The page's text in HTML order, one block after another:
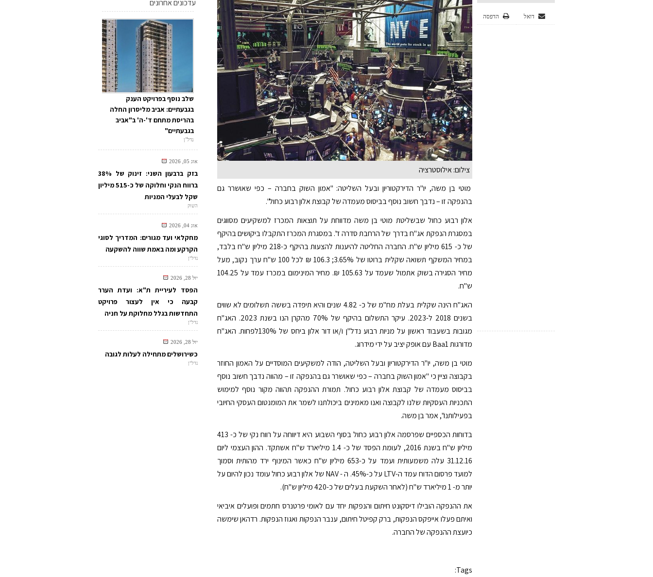
הדפסה דואל
צילום: אילוסטרציה
מוטי בן משה, יו"ר הדירקטוריון ובעל השליטה: "אמון השוק בחברה – כפי שאושרר גם
בהנפקה זו – נדבך חשוב נוסף בביסוס מעמדה של קבוצת אלון רבוע כחול".
אלון רבוע כחול שבשליטת מוטי בן משה מדווחת על תוצאות המכרז למשקיעים מסווגים
במסגרת הנפקת אג"ח בדרך של הרחבת סדרה ד'. במסגרת המכרז התקבלו ביקושים בהיקף
של כ- 615 מיליון ש"ח. החברה החליטה להיענות להצעות בהיקף כ-218 מיליון ש"ח בלבד,
במחיר המשקף תשואה שקלית ברוטו של 3.65%; 106.3 ₪ לכל 100 ש"ח ערך נקוב, מעל
מחיר הסגירה בשוק אתמול שעמד על 105.63 ₪. מחיר המינימום במכרז עמד על 104.25
ש"ח.
האג"ח הינה שקלית בעלת מח"מ של כ- 4.82 שנים והיא תיפדה בששה תשלומים לא שווים
בשנים 2018 ל-2023. עיקר התשלום בהיקף של 70% מהקרן הנו בשנת 2023. האג"ח
מגובות בשעבוד ראשון על מניות רבוע נדל"ן ו/או דור אלון ביחס של 130%לפחות. האג"ח
מדורגות Baa1 עם אופק יציב על ידי מידרוג.
מוטי בן משה, יו"ר הדירקטוריון ובעל השליטה, הודה למשקיעים המוסדיים על האמון החוזר
בקבוצה וציין כי "אמון השוק בחברה – כפי שאושרר גם בהנפקה זו – מהווה נדבך חשוב נוסף
בביסוס מעמדה של קבוצת אלון רבוע כחול. תמורת ההנפקה תהווה מקור נוסף למימוש
התכניות העסקיות שלנו לקבוצה ואנו מאמינים ביכולתנו לשמר את המומנטום העסקי החיובי
בפעילותנו", אמר בן משה.
בדוחות הכספיים שפרסמה אלון רבוע כחול בסוף השבוע היא דיווחה על רווח נקי של כ- 413
מיליון ש"ח בשנת 2016, לעומת הפסד של כ- 1.4 מיליארד ש"ח אשתקד. ההון העצמי ליום
31.12.16 עלה משמעותית ועמד על כ-653 מיליון ש"ח כאשר המינוף ירד מהותית וסמוך
למועד פרסום הדוח עמד ה-LTV על כ-45%. ה - NAV של אלון רבוע כחול עומד נכון להיום על
יותר מ- 1 מיליארד ש"ח (לאחר השקעת בעלים של כ-420 מיליון ש"ח).
את ההנפקה הובילו דיסקונט חיתום והנפקות יחד עם לאומי פרטנרס חתמים ופועלים איביאי
ואיתם פעלו אייפקס הנפקות, ברק קפיטל חיתום, ענבר הנפקות ואגוז הנפקות. רדהאן שימשה
כיועצת ההנפקה של החברה.
Tags:
עדכונים אחרונים
שלב נוסף בפרויקט הענק
בגבעתיים: אביב מליסרון החלה
בהריסת מתחם ד'-ה' ב"אביב
בגבעתיים"
נדל"ן
אוג 05, 2026
בזק ברבעון השני: זינוק של 38%
ברווח הנקי וחלוקה של כ-515 מיליון
שקל לבעלי המניות
השוק
אוג 04, 2026
מחקלאי ועד מגורים: המדריך לסוגי
הקרקע ומה באמת שווה להשקעה
נדל"ן
יול 28, 2026
הפסד לעיריית ת"א: ועדת הערר
קבעה כי אין לעצור פרויקט
התחדשות בגלל מחלוקת על חניה
נדל"ן
יול 28, 2026
כשירושלים מתחילה לעלות לגובה
נדל"ן